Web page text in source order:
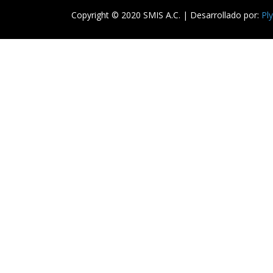
Copyright © 2020 SMIS A.C. | Desarrollado por: